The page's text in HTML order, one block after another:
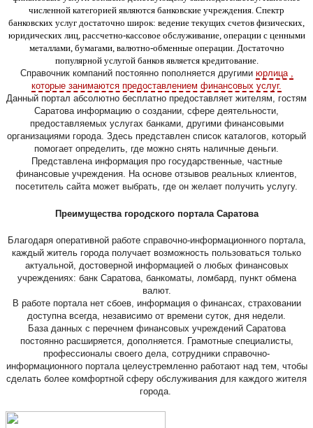
численной категорией являются банковские учреждения. Спектр
банковских услуг достаточно широк: ведение текущих счетов физических,
юридических лиц, рассчетно-кассовое обслуживание, операции с ценными
металлами, бумагами, валютно-обменные операции. Достаточно
популярной услугой банков является кредитование.
Справочник компаний постоянно пополняется другими юрлица ,
которые занимаются предоставлением финансовых услуг.
Данный портал абсолютно бесплатно предоставляет жителям, гостям
Саратова информацию о создании, сфере деятельности,
предоставляемых услугах банками, другими финансовыми
организациями города. Здесь представлен список каталогов, который
помогает определить, где можно снять наличные деньги.
Представлена информация про государственные, частные
финансовые учреждения. На основе отзывов реальных клиентов,
посетитель сайта может выбрать, где он желает получить услугу.
Преимущества городского портала Саратова
Благодаря оперативной работе справочно-информационного портала,
каждый житель города получает возможность пользоваться только
актуальной, достоверной информацией о любых финансовых
учреждениях: банк Саратова, банкоматы, ломбард, пункт обмена
валют.
В работе портала нет сбоев, информация о финансах, страховании
доступна всегда, независимо от времени суток, дня недели.
База данных с перечнем финансовых учреждений Саратова
постоянно расширяется, дополняется. Грамотные специалисты,
профессионалы своего дела, сотрудники справочно-
информационного портала целеустремленно работают над тем, чтобы
сделать более комфортной сферу обслуживания для каждого жителя
города.